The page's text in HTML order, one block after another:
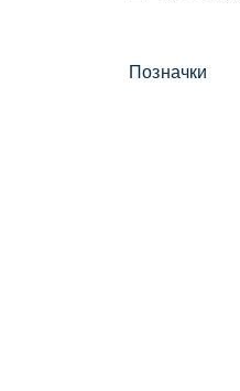
Позначки